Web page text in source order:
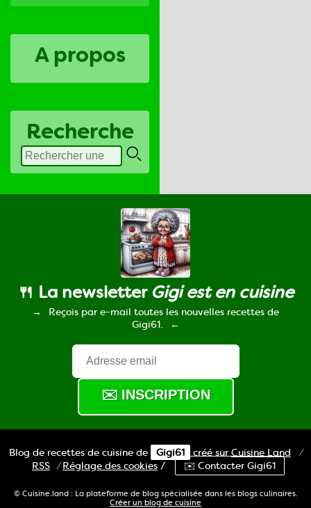
A propos
Recherche
🍴 La newsletter Gigi est en cuisine
Reçois par e-mail toutes les nouvelles recettes de
Gigi61.
Blog de recettes de cuisine de Gigi61 créé sur Cuisine Land
⁄
RSS ⁄Réglage des cookies / ✉️ Contacter Gigi61
© Cuisine.land : La plateforme de blog spécialisée dans les blogs culinaires.
Créer un blog de cuisine